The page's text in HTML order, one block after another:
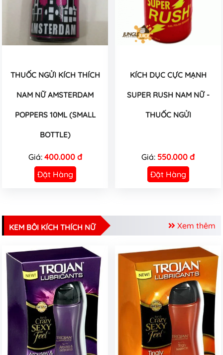
THUỐC NGỬI KÍCH THÍCH
NAM NỮ AMSTERDAM
POPPERS 10ML (SMALL
BOTTLE)
Giá: 400.000 đ
Đặt Hàng
KÍCH DỤC CỰC MẠNH
SUPER RUSH NAM NỮ -
THUỐC NGỬI
Giá: 550.000 đ
Đặt Hàng
Xem thêm
KEM BÔI KÍCH THÍCH NỮ